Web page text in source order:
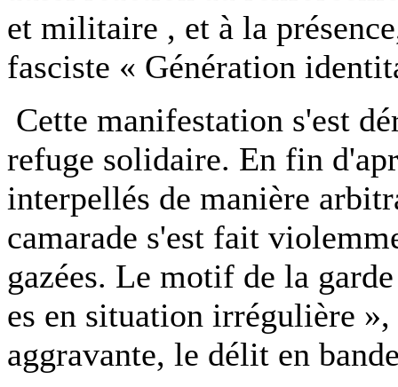
et militaire , et à la
fasciste « Génération
Cette manifestation s'est
refuge solidaire. En fin
interpellés de manière
camarade s'est fait
gazées. Le motif de la
es en situation irrégulière
aggravante, le délit en